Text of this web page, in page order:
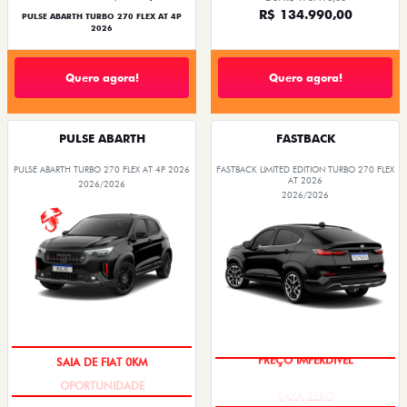
PULSE ABARTH TURBO 270 FLEX AT 4P
2026
Quero agora!
R$ 134.990,00
Quero agora!
PULSE ABARTH
PULSE ABARTH TURBO 270 FLEX AT 4P 2026
2026/2026
SAIA DE FIAT 0KM
FASTBACK
FASTBACK LIMITED EDITION TURBO 270 FLEX
AT 2026
2026/2026
PREÇO IMPERDÍVEL